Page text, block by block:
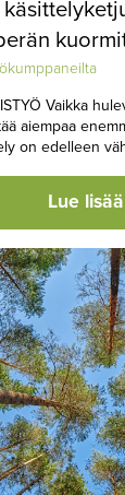
Vaikka
aiempaa
on edelleen
Lue lisää